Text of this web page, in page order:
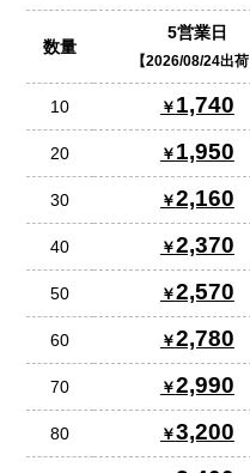
数量
5営業日
2026/08/24出荷
10 1,740
20 1,950
30 2,160
40 2,370
50 2,570
60 2,780
70 2,990
80 3,200